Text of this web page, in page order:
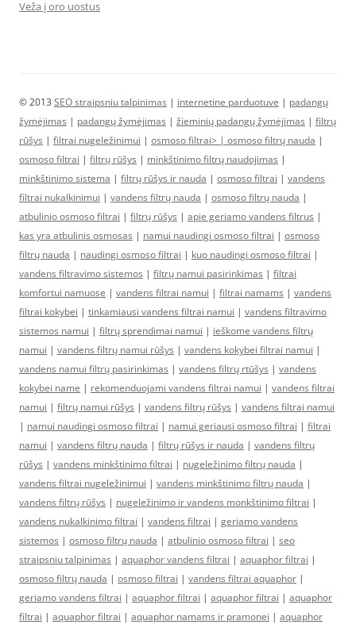
Veža į oro uostus
© 2013 SEO straipsniu talpinimas | internetine parduotuve | padangų
žymėjimas | padangų žymėjimas | žieminių padangų žymėjimas | filtrų
rūšys | filtrai nugeležinimui | osmoso filtrai> | osmoso filtrų nauda |
osmoso filtrai | filtrų rūšys | minkštinimo filtrų naudojimas |
minkštinimo sistema | filtrų rūšys ir nauda | osmoso filtrai | vandens
filtrai nukalkinimui | vandens filtrų nauda | osmoso filtrų nauda |
atbulinio osmoso filtrai | filtrų rūšys | apie geriamo vandens filtrus |
kas yra atbulinis osmosas | namui naudingi osmoso filtrai | osmoso
filtrų nauda | naudingi osmoso filtrai | kuo naudingi osmoso filtrai |
vandens filtravimo sistemos | filtrų namui pasirinkimas | filtrai
komfortui namuose | vandens filtrai namui | filtrai namams | vandens
filtrai kokybei | tinkamiausi vandens filtrai namui | vandens filtravimo
sistemos namui | filtrų sprendimai namui | ieškome vandens filtrų
namui | vandens filtrų namui rūšys | vandens kokybei filtrai namui |
vandens namui filtrų pasirinkimas | vandens filtrų rtūšys | vandens
kokybei name | rekomenduojami vandens filtrai namui | vandens filtrai
namui | filtrų namui rūšys | vandens filtrų rūšys | vandens filtrai namui
| namui naudingi osmoso filtrai | namui geriausi osmoso filtrai | filtrai
namui | vandens filtrų nauda | filtrų rūšys ir nauda | vandens filtrų
rūšys | vandens minkštinimo filtrai | nugeležinimo filtrų nauda |
vandens filtrai nugeležinimui | vandens minkštinimo filtrų nauda |
vandens filtrų rūšys | nugeležinimo ir vandens monkštinimo filtrai |
vandens nukalkinimo filtrai | vandens filtrai | geriamo vandens
sistemos | osmoso filtrų nauda | atbulinio osmoso filtrai | seo
straipsniu talpinimas | aquaphor vandens filtrai | aquaphor filtrai |
osmoso filtrų nauda | osmoso filtrai | vandens filtrai aquaphor |
geriamo vandens filtrai | aquaphor filtrai | aquaphor filtrai | aquaphor
filtrai | aquaphor filtrai | aquaphor namams ir pramonei | aquaphor